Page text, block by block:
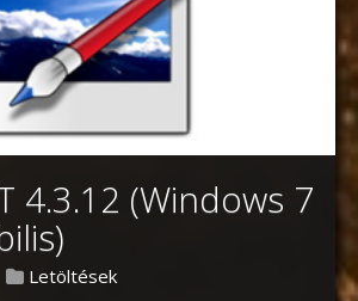
4.3.12 (Windows 7
Posted in
Letöltések